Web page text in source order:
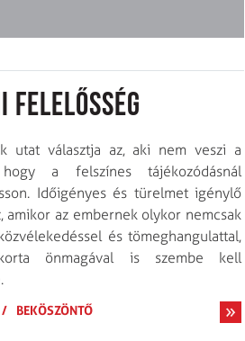
felelősség
utat választja az, aki nem veszi a
a felszínes tájékozódásnál
Időigényes és türelmet igénylő
amikor az embernek olykor nemcsak
és tömeghangulattal,
önmagával is szembe kell
/ BEKÖSZÖNTŐ